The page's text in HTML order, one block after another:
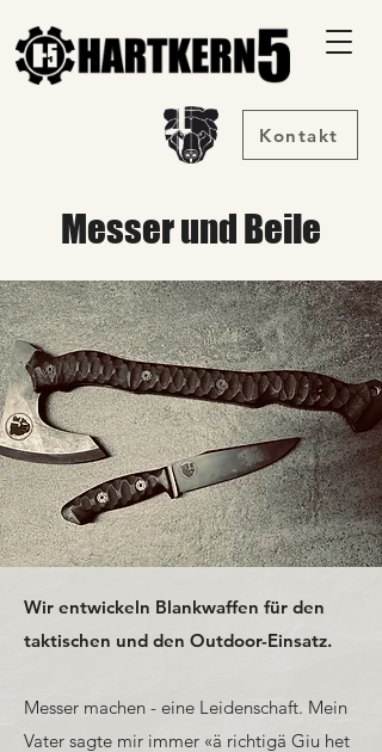
Kontakt
Messer und Beile
Wir entwickeln Blankwaffen für den
taktischen und den Outdoor-Einsatz.
Messer machen - eine Leidenschaft. Mein
Vater sagte mir immer «ä richtigä Giu het